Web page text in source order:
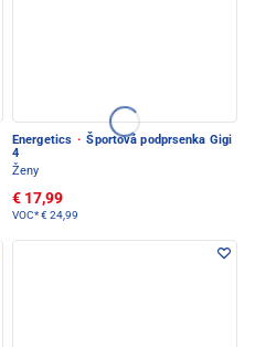
Energetics · Športová podprsenka Gigi
4
Ženy
€ 17,99
VOC*€ 24,99